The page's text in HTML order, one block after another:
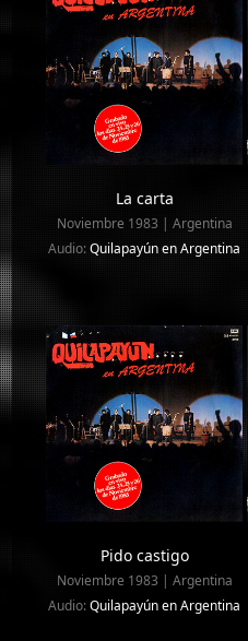
La carta
Noviembre 1983 | Argentina
Audio:Quilapayún en Argentina
Pido castigo
Noviembre 1983 | Argentina
Audio:Quilapayún en Argentina